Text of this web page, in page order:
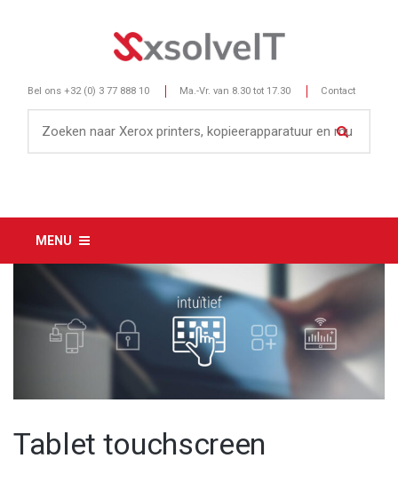
Bel ons +32 (0) 3 77 888 10 Ma.-Vr. van 8.30 tot 17.30 Contact
MENU
Tablet touchscreen